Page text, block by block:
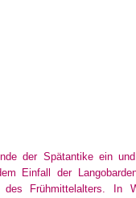
der Spätantike ein
Einfall der
des Frühmittelalters. In